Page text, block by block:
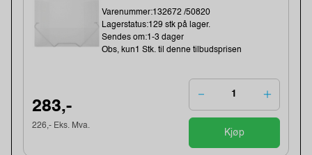
Varenummer:132672 /50820
Lagerstatus:129 stk på lager.
Sendes om:1-3 dager
Obs, kun1 Stk. til denne tilbudsprisen
283,-
226,- Eks. Mva.
Kjøp